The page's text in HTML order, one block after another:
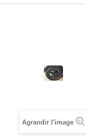
Agrandir l'image